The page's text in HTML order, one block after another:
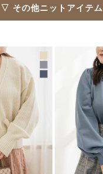
▽ その他ニットアイテ